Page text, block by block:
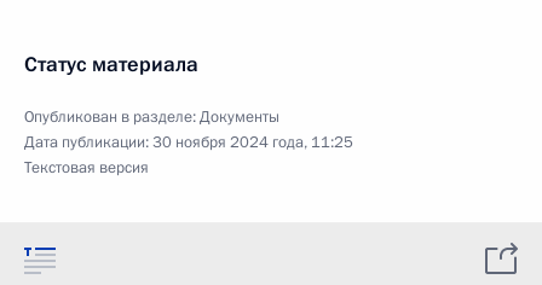
Статус материала
Опубликован в разделе:Документы
Дата публикации:30 ноября 2024 года, 11:25
Текстовая версия